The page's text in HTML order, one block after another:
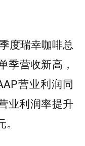
度瑞幸咖啡总
季营收新高 ，
营业利润同
业利润率提升